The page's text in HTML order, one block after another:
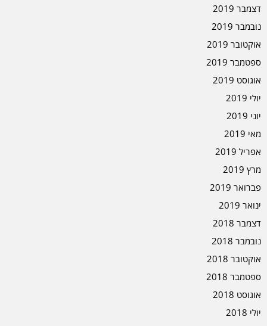
דצמבר 2019
נובמבר 2019
אוקטובר 2019
ספטמבר 2019
אוגוסט 2019
יולי 2019
יוני 2019
מאי 2019
אפריל 2019
מרץ 2019
פברואר 2019
ינואר 2019
דצמבר 2018
נובמבר 2018
אוקטובר 2018
ספטמבר 2018
אוגוסט 2018
יולי 2018